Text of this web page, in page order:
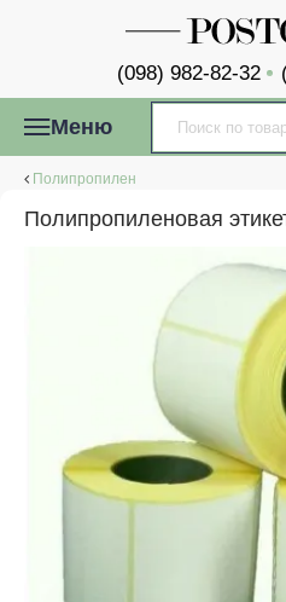
(098) 982-82-32
Меню
Полипропилен
Полипропиленовая